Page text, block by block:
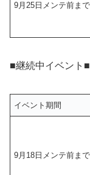
9月25日メンテ前まで
■継続中イベント■
イベント期間
9月18日メンテ前まで